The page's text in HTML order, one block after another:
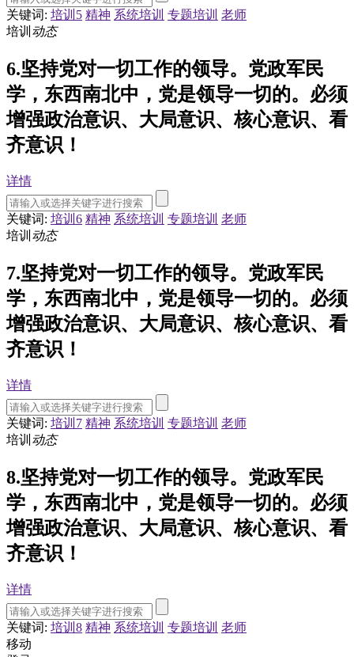
关键词: 培训5 精神 系统培训 专题培训 老师
培训 动态
6.坚持党对一切工作的领导。党政军民
学，东西南北中，党是领导一切的。必须
增强政治意识、大局意识、核心意识、看
齐意识！
详情
关键词: 培训6 精神 系统培训 专题培训 老师
培训 动态
7.坚持党对一切工作的领导。党政军民
学，东西南北中，党是领导一切的。必须
增强政治意识、大局意识、核心意识、看
齐意识！
详情
关键词: 培训7 精神 系统培训 专题培训 老师
培训 动态
8.坚持党对一切工作的领导。党政军民
学，东西南北中，党是领导一切的。必须
增强政治意识、大局意识、核心意识、看
齐意识！
详情
关键词: 培训8 精神 系统培训 专题培训 老师
移动